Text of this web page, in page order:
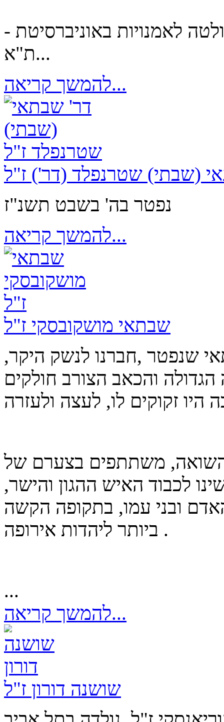
- כבוד פרופ' חנה נוה - דיקאן הפקולטה לאמנויות באוניברסיטת
ת"א...
להמשך קריאה...
(שבתי) שטרנפלד (דר') ז"ל
נפטר בה' בשבט תשנ"ז
להמשך קריאה...
שבתאי מושקובסקי ז"ל
שנפטר ,חברנו לנשק היקר,
והכאב הצורב חולקים
השואה, משתתפים בצערם של
לכבוד האיש ההגון והישר,
ובני עמו, בתקופה הקשה
ביותר ליהדות אירופה .
...
להמשך קריאה...
שושנה דורון ז"ל